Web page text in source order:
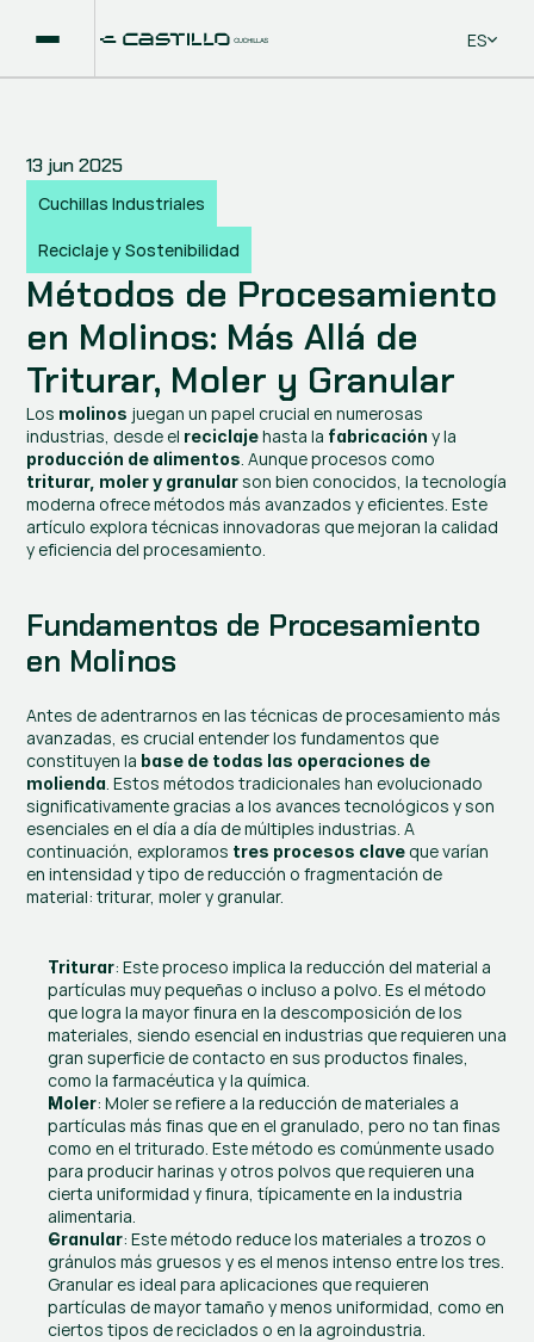
Select
ES
13 jun 2025
Cuchillas Industriales
Reciclaje y Sostenibilidad
Métodos de Procesamiento
en Molinos: Más Allá de
Triturar, Moler y Granular
Los molinos juegan un papel crucial en numerosas
industrias, desde el reciclaje hasta la fabricación
producción de alimentos
triturar, moler y granular son bien conocidos, la tecnología
moderna ofrece métodos más avanzados y eficientes. Este
artículo explora técnicas innovadoras que mejoran la calidad
y eficiencia del procesamiento.
Fundamentos de Procesamiento
en Molinos
Antes de adentrarnos en las técnicas de procesamiento más
avanzadas, es crucial entender los fundamentos que
constituyen la base de todas las operaciones de
molienda. Estos métodos tradicionales han evolucionado
significativamente gracias a los avances tecnológicos y son
esenciales en el día a día de múltiples industrias. A
continuación, exploramos tres procesos clave que varían
en intensidad y tipo de reducción o fragmentación de
material: triturar, moler y granular.
Triturar: Este proceso implica la reducción del material a
partículas muy pequeñas o incluso a polvo. Es el método
que logra la mayor finura en la descomposición de los
materiales, siendo esencial en industrias que requieren una
gran superficie de contacto en sus productos finales,
como la farmacéutica y la química.
Moler: Moler se refiere a la reducción de materiales a
partículas más finas que en el granulado, pero no tan finas
como en el triturado. Este método es comúnmente usado
para producir harinas y otros polvos que requieren una
cierta uniformidad y finura, típicamente en la industria
alimentaria.
Granular: Este método reduce los materiales a trozos o
gránulos más gruesos y es el menos intenso entre los tres.
Granular es ideal para aplicaciones que requieren
partículas de mayor tamaño y menos uniformidad, como en
ciertos tipos de reciclados o en la agroindustria.